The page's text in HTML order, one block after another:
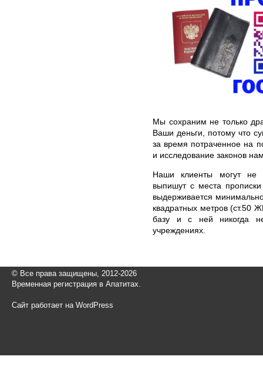
Мы сохраним не только
Ваши деньги, потому что
за время потраченное на
и исследование законов
Наши клиенты могут не
выпишут с места
выдерживается
квадратных метров (ст.50
базу и с ней никогда
учреждениях.
© Все права защищены, 2012-2026
Временная регистрация в Апатитах.
Сайт работает на WordPress